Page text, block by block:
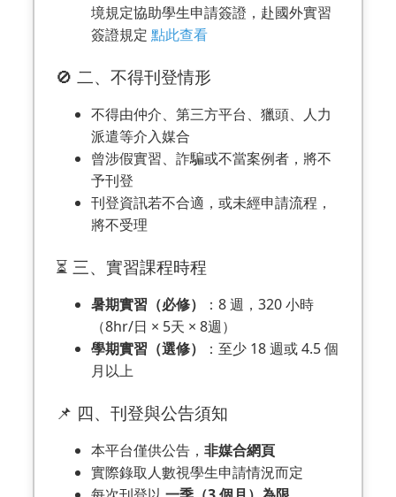
境規定協助學生申請簽證，赴國外實習
簽證規定 點此查看
🚫 二、不得刊登情形
不得由仲介、第三方平台、獵頭、人力
派遣等介入媒合
曾涉假實習、詐騙或不當案例者，將不
予刊登
刊登資訊若不合適，或未經申請流程，
將不受理
⏳ 三、實習課程時程
暑期實習（必修）
：8 週，320 小時
（8hr/日 × 5天 × 8週）
學期實習（選修）
：至少 18 週或 4.5 個
月以上
📌 四、刊登與公告須知
本平台僅供公告， 非媒合網頁
實際錄取人數視學生申請情況而定